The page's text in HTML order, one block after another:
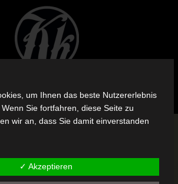
um Ihnen das beste Nutzererlebnis
Sie fortfahren, diese Seite zu
wir an, dass Sie damit einverstanden
✓ Akzeptieren